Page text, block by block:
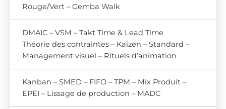
Rouge/Vert – Gemba Walk
DMAIC – VSM – Takt Time & Lead Time
Théorie des contraintes – Kaizen – Standard –
Management visuel – Rituels d’animation
Kanban – SMED – FIFO – TPM – Mix Produit –
EPEI – Lissage de production – MADC